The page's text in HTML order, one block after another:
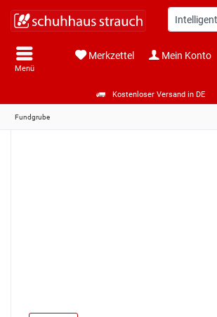
Kostenloser Versand in DE
Menü
Merkzettel Mein Konto
Fundgrube